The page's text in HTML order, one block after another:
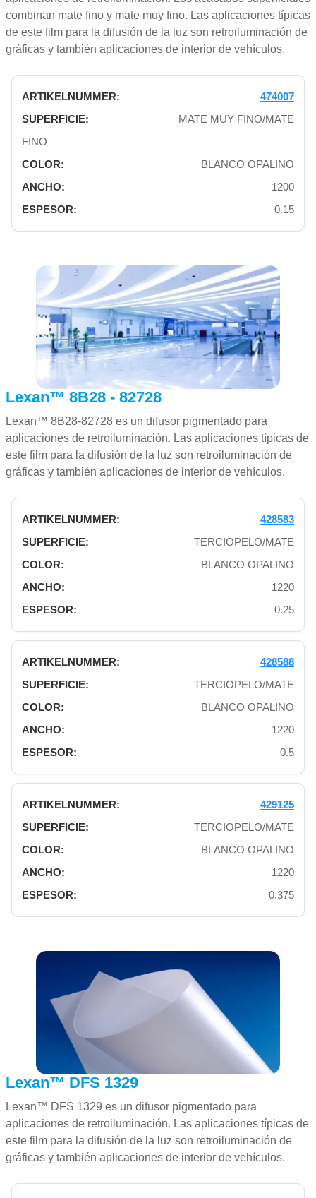
combinan mate fino y mate muy fino. Las aplicaciones típicas
de este film para la difusión de la luz son retroiluminación de
gráficas y también aplicaciones de interior de vehículos.
474007
MATE MUY FINO/MATE
FINO
BLANCO OPALINO
1200
0.15
Lexan™ 8B28 - 82728
Lexan™ 8B28-82728 es un difusor pigmentado para
aplicaciones de retroiluminación. Las aplicaciones típicas de
este film para la difusión de la luz son retroiluminación de
gráficas y también aplicaciones de interior de vehículos.
428583
TERCIOPELO/MATE
BLANCO OPALINO
1220
0.25
428588
TERCIOPELO/MATE
BLANCO OPALINO
1220
0.5
429125
TERCIOPELO/MATE
BLANCO OPALINO
1220
0.375
Lexan™ DFS 1329
Lexan™ DFS 1329 es un difusor pigmentado para
aplicaciones de retroiluminación. Las aplicaciones típicas de
este film para la difusión de la luz son retroiluminación de
gráficas y también aplicaciones de interior de vehículos.